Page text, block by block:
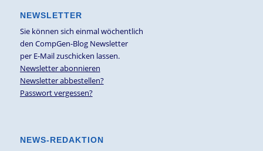
NEWSLETTER
Sie können sich einmal wöchentlich
den CompGen-Blog Newsletter
per E-Mail zuschicken lassen.
Newsletter abonnieren
Newsletter abbestellen?
Passwort vergessen?
NEWS-REDAKTION